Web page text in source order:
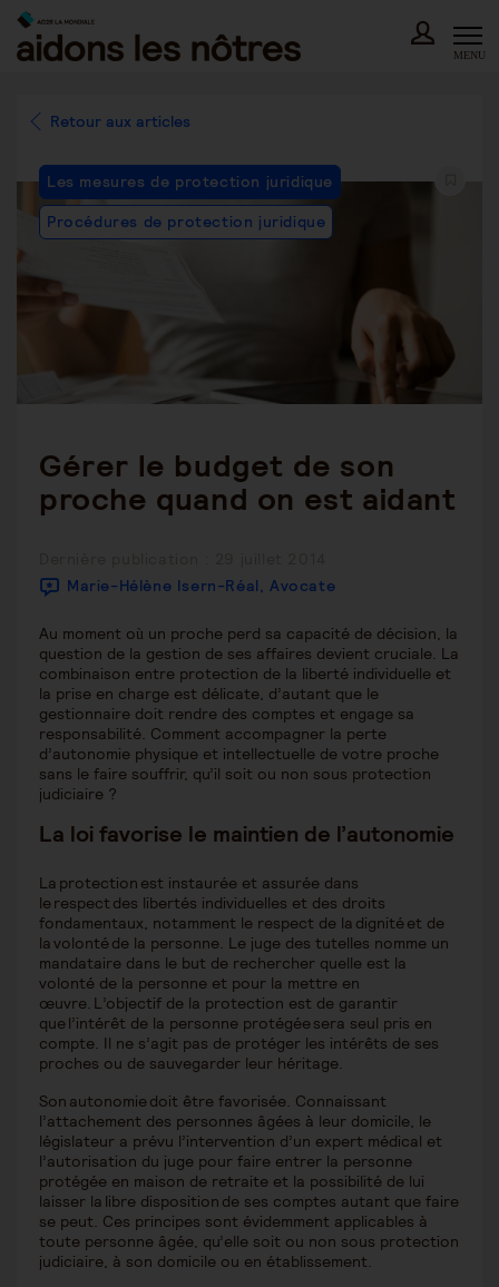
Skip
content
MENU
Retour aux articles
Gérer le budget de son
proche quand on est aidant
publiée :
Marie-Hélène Isern-Réal, Avocate
Les mesures de protection juridique
Procédures de protection juridique
Au moment où un proche perd sa capacité de décision, la
question de la gestion de ses affaires devient cruciale. La
combinaison entre protection de la liberté individuelle et
la prise en charge est délicate, d’autant que le
gestionnaire doit rendre des comptes et engage sa
responsabilité. Comment accompagner la perte
d’autonomie physique et intellectuelle de votre proche
sans le faire souffrir, qu’il soit ou non sous protection
judiciaire ?
La loi favorise le maintien de l’autonomie
La protection est instaurée et assurée dans
le respect des libertés individuelles et des droits
fondamentaux, notamment le respect de la dignité et de
la volonté de la personne. Le juge des tutelles nomme un
mandataire dans le but de rechercher quelle est la
volonté de la personne et pour la mettre en
œuvre. L’objectif de la protection est de garantir
que l’intérêt de la personne protégée sera seul pris en
compte. Il ne s’agit pas de protéger les intérêts de ses
proches ou de sauvegarder leur héritage.
Son autonomie doit être favorisée. Connaissant
l’attachement des personnes âgées à leur domicile, le
législateur a prévu l’intervention d’un expert médical et
l’autorisation du juge pour faire entrer la personne
protégée en maison de retraite et la possibilité de lui
laisser la libre disposition de ses comptes autant que faire
se peut. Ces principes sont évidemment applicables à
toute personne âgée, qu’elle soit ou non sous protection
judiciaire, à son domicile ou en établissement.